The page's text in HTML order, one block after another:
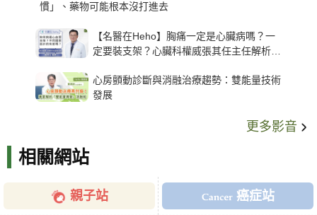
慣」、藥物可能根本沒打進去
【名醫在Heho】胸痛一定是心臟病嗎？一
定要裝支架？心臟科權威張其任主任解析支
心房顫動診斷與消融治療趨勢：雙能量技術
發展
更多影音
相關網站
親子站 癌症站